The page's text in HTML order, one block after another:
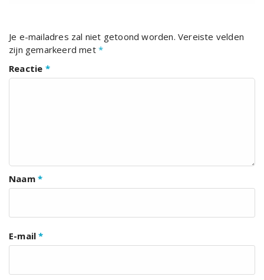
Je e-mailadres zal niet getoond worden. Vereiste velden
zijn gemarkeerd met *
Reactie *
Naam *
E-mail*